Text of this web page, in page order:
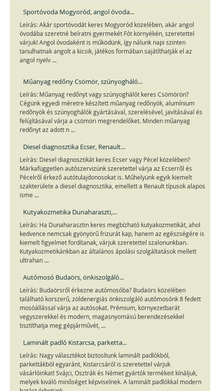
Sportóvoda Mogyoród, angol óvoda...
Leírás: Akár sportóvodát keres Mogyoród közelében, akár angol
óvodába szeretné beíratni gyermekét Fót környékén, szeretettel
várjuk! Angol óvodaként is működünk, így nálunk napi szinten
tanulhatnak angolt a kicsik, játékos formában sajátíthatják el az
angol nyelv ...
Műanyag redőny Csömör, szúnyogháló...
Leírás: Műanyag redőnyt vagy szúnyoghálót keres Csömörön?
Cégünk egyedi méretre készített műanyag redőnyök, alumínium
redőnyök és szúnyoghálók gyártásával, szerelésével, javításával és
felújításával várja a csömöri megrendelőket. Minden műanyag
redőnyt az adott n ...
Diesel diagnosztika Ecser, Renault...
Leírás: Diesel diagnosztikát keres Ecser vagy Pécel közelében?
Márkafüggetlen autószervizünk szeretettel várja az Ecserről és
Pécelről érkező autótulajdonosokat is. Műhelyünk egyik kiemelt
szakterülete a diesel diagnosztika, emellett a Renault típusok alapos
isme ...
Kutyakozmetika Dunaharaszti,...
Leírás: Ha Dunaharasztin keres megbízható kutyakozmetikát, ahol
kedvence nemcsak gyönyörű frizurát kap, hanem az egészségére is
kiemelt figyelmet fordítanak, várjuk szeretettel szalonunkban.
Kutyakozmetikánkban az általános ápolási szolgáltatások mellett
ultrahan ...
Autómosó Budaörs, önkiszolgáló...
Leírás: Budaörsről érkezne autómosóba? Budaörs közelében
található korszerű, zöldenergiás önkiszolgáló autómosónk 8 fedett
mosóállással várja az autósokat. Prémium, környezetbarát
vegyszerekkel és modern, magasnyomású berendezésekkel
tisztíthatja meg gépjárművét, ...
Laminált padló Kistarcsa, parketta...
Leírás: Nagy választékot biztosítunk laminált padlókból,
parkettákból egyaránt, Kistarcsáról is szeretettel várjuk
vásárlóinkat! Svájci, Osztrák és Német gyártók termékeit kínáljuk,
melyek kiváló minőséget képviselnek. A laminált padlókkal modern